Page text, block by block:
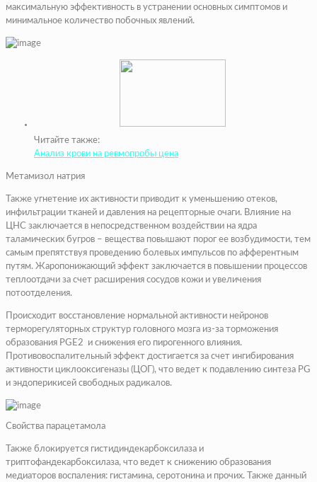
максимальную эффективность в устранении основных симптомов и
минимальное количество побочных явлений.
Читайте также:
Анализ крови на ревмопробы цена
Метамизол натрия
Также угнетение их активности приводит к уменьшению отеков,
инфильтрации тканей и давления на рецепторные очаги. Влияние на
ЦНС заключается в непосредственном воздействии на ядра
таламических бугров – вещества повышают порог ее возбудимости, тем
самым препятствуя проведению болевых импульсов по афферентным
путям. Жаропонижающий эффект заключается в повышении процессов
теплоотдачи за счет расширения сосудов кожи и увеличения
потоотделения.
Происходит восстановление нормальной активности нейронов
терморегуляторных структур головного мозга из-за торможения
образования PGE2 и снижения его пирогенного влияния.
Противовоспалительный эффект достигается за счет ингибирования
активности циклооксигеназы (ЦОГ), что ведет к подавлению синтеза PG
и эндоперикисей свободных радикалов.
Свойства парацетамола
Также блокируется гистидиндекарбоксилаза и
триптофандекарбоксилаза, что ведет к снижению образования
медиаторов воспаления: гистамина, серотонина и прочих. Также данный